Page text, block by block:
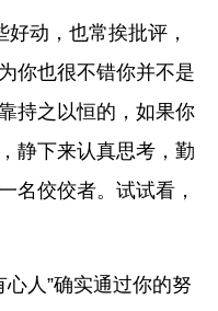
动，也常挨批评，
你也很不错你并不是
持之以恒的，如果你
静下来认真思考，勤
名佼佼者。试试看，
人”确实通过你的努